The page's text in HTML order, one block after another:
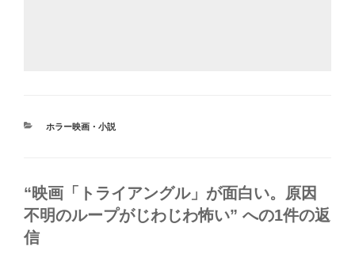
カ
ホラー映画・小説
“映画「トライアングル」が面白い。原因
不明のループがじわじわ怖い” への1件の返
信